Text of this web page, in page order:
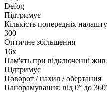
Defog
Підтримує
Кількість попередніх
300
Оптичне збільшення
16х
Пам'ять при відключенні
Підтримує
Поворот / нахил / обертання
Панорамування: від 0° до